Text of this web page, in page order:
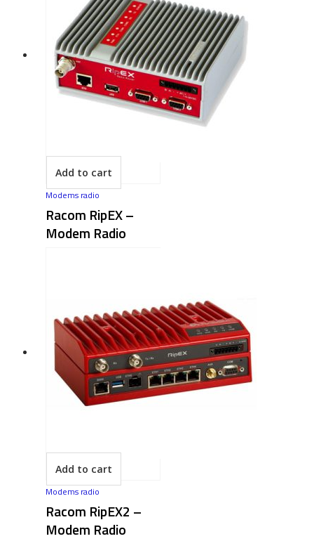
Add to cart
Modems radio
Racom RipEX –
Modem Radio
Add to cart
Modems radio
Racom RipEX2 –
Modem Radio